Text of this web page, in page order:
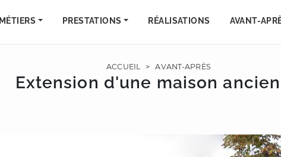
MÉTIERS PRESTATIONS RÉALISATIONS AVANT-
ACCUEIL > AVANT-APRÈS
Extension d'une maison